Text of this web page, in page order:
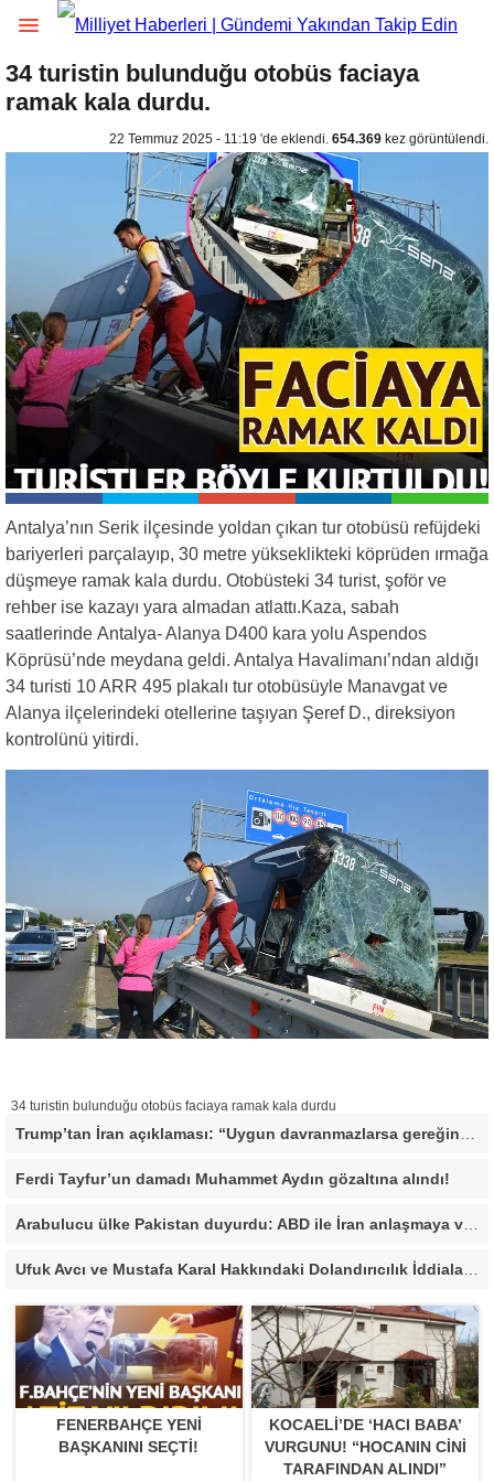
34 turistin bulunduğu otobüs faciaya
ramak kala durdu.
22 Temmuz 2025 - 11:19 'de eklendi. 654.369 kez görüntülendi.
Antalya’nın Serik ilçesinde yoldan çıkan tur otobüsü refüjdeki
bariyerleri parçalayıp, 30 metre yükseklikteki köprüden ırmağa
düşmeye ramak kala durdu. Otobüsteki 34 turist, şoför ve
rehber ise kazayı yara almadan atlattı.Kaza, sabah
saatlerinde Antalya- Alanya D400 kara yolu Aspendos
Köprüsü’nde meydana geldi. Antalya Havalimanı’ndan aldığı
34 turisti 10 ARR 495 plakalı tur otobüsüyle Manavgat ve
Alanya ilçelerindeki otellerine taşıyan Şeref D., direksiyon
kontrolünü yitirdi.
34 turistin bulunduğu otobüs faciaya ramak kala durdu
Ferdi Tayfur’un damadı Muhammet Aydın gözaltına alındı!
Arabulucu ülke Pakistan duyurdu: ABD ile İran anlaşmaya vardı
Ufuk Avcı ve Mustafa Karal Hakkındaki Dolandırıcılık İddiaları Büyüyor
FENERBAHÇE YENI
BAŞKANINI SEÇTI!
KOCAELI’DE ‘HACI BABA’
VURGUNU! “HOCANIN CINI
TARAFINDAN ALINDI”